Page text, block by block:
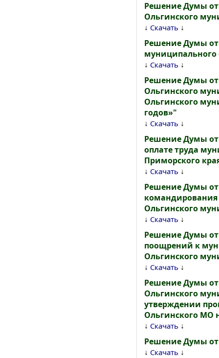
Решение Думы от
Ольгинского
↓ Скачать ↓
Решение Думы от
муниципального
↓ Скачать ↓
Решение Думы
Ольгинского
Ольгинского
годов»"
↓ Скачать ↓
Решение Думы
оплате труда
Приморского
↓ Скачать ↓
Решение Думы от
Ольгинского
↓ Скачать ↓
Решение Думы от
поощрений к
Ольгинского
↓ Скачать ↓
Решение Думы
Ольгинского
утверждении
Ольгинского МО
↓ Скачать ↓
Решение Думы
↓ Скачать ↓